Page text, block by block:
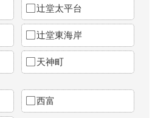
辻堂太平台
辻堂東海岸
天神町
西富